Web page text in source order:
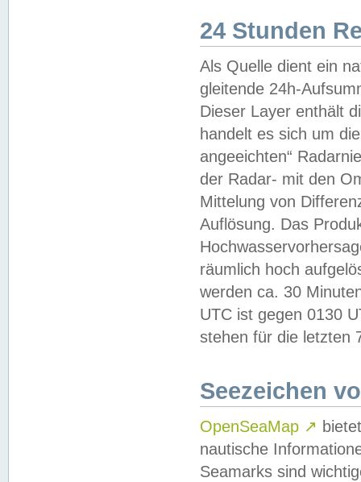
24 Stunden
Als Quelle dient ein
gleitende 24h-
Dieser Layer enthält
handelt es sich um
angeeichten“
der Radar- mit den
Mittelung von
Auflösung. Das
räumlich hoch
werden ca. 30
UTC ist gegen 0130
stehen für die letzten
Seezeichen
OpenSeaMap ↗
nautische
Seamarks sind